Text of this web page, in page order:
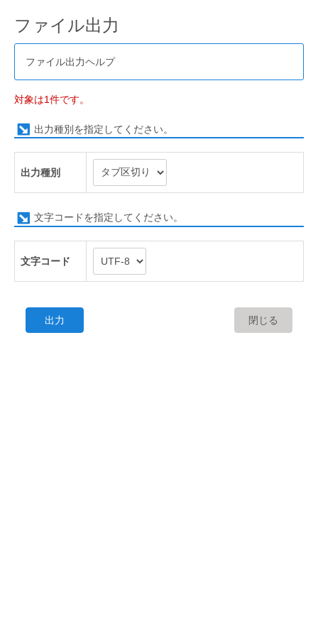
ファイル出力
ファイル出力ヘルプ
対象は1件です。
出力種別を指定してください。
出力種別
文字コードを指定してください。
文字コード